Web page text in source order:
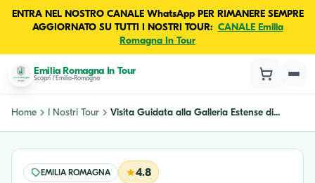
ENTRA NEL NOSTRO CANALE WhatsApp PER RIMANERE SEMPRE
AGGIORNATO SU TUTTI I NOSTRI TOUR: CANALE Emilia
Romagna In Tour
Emilia Romagna In Tour
Scopri l'Emilia-Romagna
Home I Nostri Tour Visita Guidata alla Galleria Estense di...
EMILIA ROMAGNA 4.8